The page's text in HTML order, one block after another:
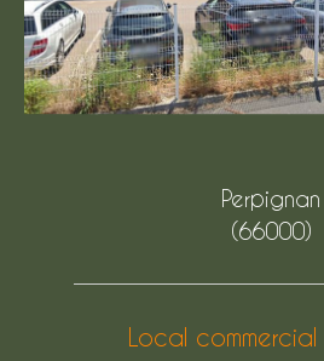
Perpignan
(66000)
Local